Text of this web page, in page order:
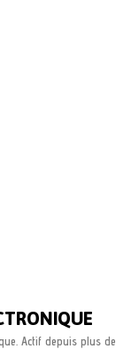
Actif depuis plus de